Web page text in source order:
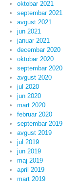
oktobar 2021
septembar 2021
avgust 2021
jun 2021
januar 2021
decembar 2020
oktobar 2020
septembar 2020
avgust 2020
jul 2020
jun 2020
mart 2020
februar 2020
septembar 2019
avgust 2019
jul 2019
jun 2019
maj 2019
april 2019
mart 2019